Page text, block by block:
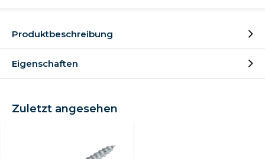
Produktbeschreibung
Eigenschaften
Zuletzt angesehen